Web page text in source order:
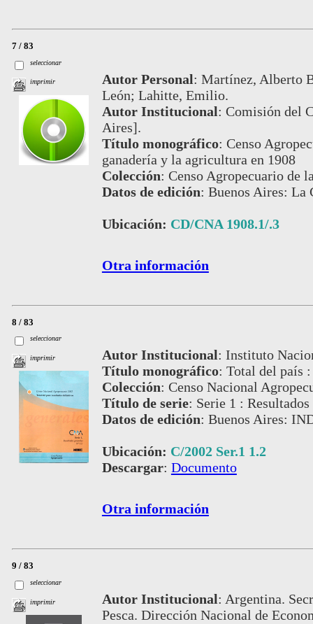
7 / 83
seleccionar
imprimir Autor Personal: Martínez, Alberto
León; Lahitte, Emilio.
Autor Institucional: Comisión del
Aires].
Título monográfico: Censo
ganadería y la agricultura en 1908
Colección: Censo Agropecuario de
Datos de edición: Buenos Aires: La
Ubicación: CD/CNA 1908.1/.3
Otra información
8 / 83
seleccionar
imprimir Autor Institucional: Instituto
Título monográfico: Total del país
Colección: Censo Nacional
Título de serie: Serie 1 :
Datos de edición: Buenos Aires:
Ubicación: C/2002 Ser.1 1.2
Descargar: Documento
Otra información
9 / 83
seleccionar
imprimir Autor Institucional: Argentina.
Pesca. Dirección Nacional de